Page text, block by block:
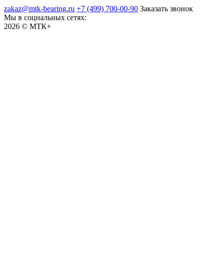
zakaz@mtk-bearing.ru +7 (499) 700-00-90 Заказать звонок
Мы в социальных сетях:
2026 © МТК+